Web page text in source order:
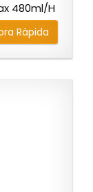
480ml/H
Rápida